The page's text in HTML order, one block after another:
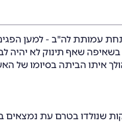
עמותת לה"ב - למען
שאף תינוק לא יהיה
איתו הביתה בסיומו של
תינוקות שנולדו בטרם עת